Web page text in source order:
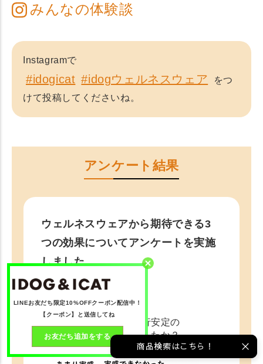
みんなの体験談
Instagramで
#idogicat #idogウェルネスウェア
をつ
けて投稿してくださいね。
アンケート結果
ウェルネスウェアから期待できる3
つの効果についてアンケートを実施
しました。
Q1
体感安定・歩行安定の
実感はできましたか？
LINEお友だち限定10%OFFクーポン配信中！
【クーポン】と送信してね
お友だち追加をする
商品検索はこちら！